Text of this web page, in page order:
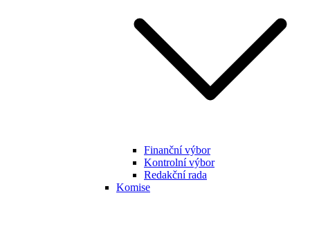
Finanční výbor
Kontrolní výbor
Redakční rada
Komise